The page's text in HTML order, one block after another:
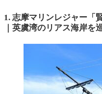
1. 志摩マリンレジャー「
英虞湾のリアス海岸を